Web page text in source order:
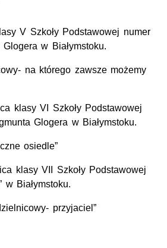
V Szkoły Podstawowej numer
w Białymstoku.
na którego zawsze możemy
klasy VI Szkoły Podstawowej
Glogera w Białymstoku.
osiedle”
klasy VII Szkoły Podstawowej
w Białymstoku.
przyjaciel”